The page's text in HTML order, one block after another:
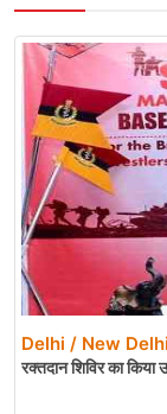
Delhi / New
रक्तदान शिविर का किया